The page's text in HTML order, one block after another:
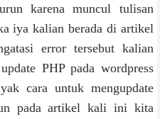
karena muncul tulisan
iya kalian berada di artikel
error tersebut kalian
PHP pada wordpress
cara untuk mengupdate
pada artikel kali ini kita